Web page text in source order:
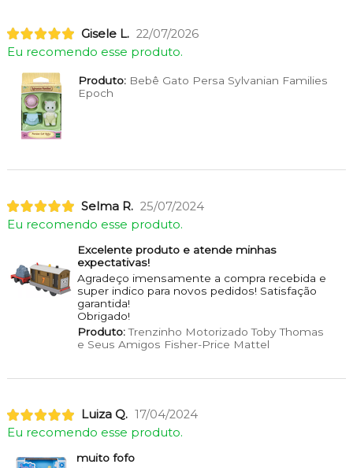
Gisele L. 22/07/2026
Eu recomendo esse produto.
Produto:Bebê Gato Persa Sylvanian Families
Epoch
Selma R. 25/07/2024
Eu recomendo esse produto.
Excelente produto e atende minhas
expectativas!
Agradeço imensamente a compra recebida e
super indico para novos pedidos! Satisfação
garantida!
Obrigado!
Produto:Trenzinho Motorizado Toby Thomas
e Seus Amigos Fisher-Price Mattel
Luiza Q. 17/04/2024
Eu recomendo esse produto.
muito fofo